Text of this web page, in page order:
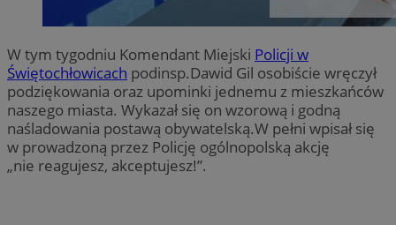
W tym tygodniu Komendant Miejski Policji w
Świętochłowicach podinsp.Dawid Gil osobiście wręczył
podziękowania oraz upominki jednemu z mieszkańców
naszego miasta. Wykazał się on wzorową i godną
naśladowania postawą obywatelską.W pełni wpisał się
w prowadzoną przez Policję ogólnopolską akcję
„nie reagujesz, akceptujesz!”.